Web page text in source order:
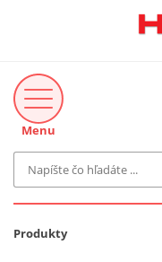
Značka
Makita-Záhrada
Menu
Produkty